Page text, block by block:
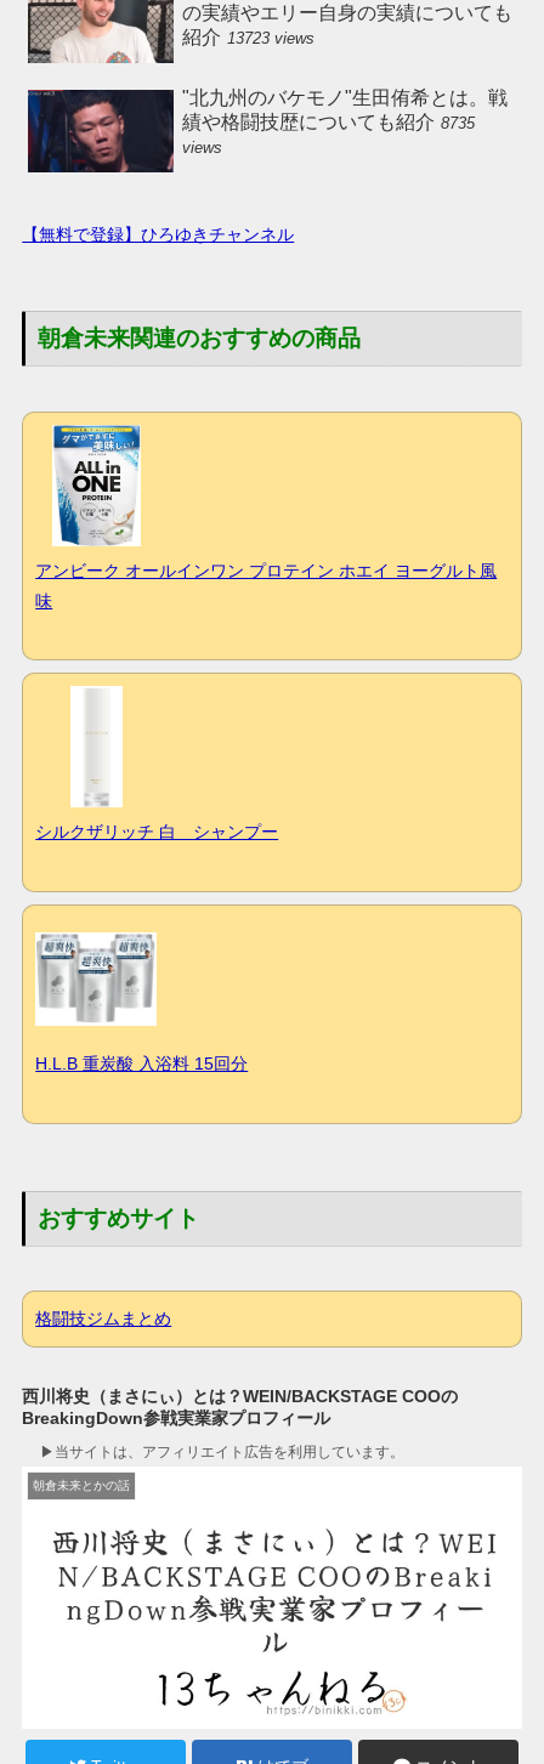
の実績やエリー自身の実績についても
紹介 13723 views
"北九州のバケモノ"生田侑希とは。戦
績や格闘技歴についても紹介 8735
views
【無料で登録】ひろゆきチャンネル
朝倉未来関連のおすすめの商品
アンビーク オールインワン プロテイン ホエイ ヨーグルト風
味
シルクザリッチ 白 シャンプー
H.L.B 重炭酸 入浴料 15回分
おすすめサイト
格闘技ジムまとめ
西川将史（まさにぃ）とは？WEIN/BACKSTAGE COOの
BreakingDown参戦実業家プロフィール
▶︎当サイトは、アフィリエイト広告を利用しています。
朝倉未来とかの話